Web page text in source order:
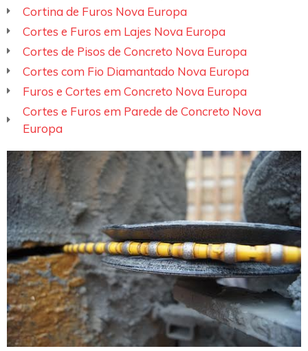
Cortina de Furos Nova Europa
Cortes e Furos em Lajes Nova Europa
Cortes de Pisos de Concreto Nova Europa
Cortes com Fio Diamantado Nova Europa
Furos e Cortes em Concreto Nova Europa
Cortes e Furos em Parede de Concreto Nova
Europa